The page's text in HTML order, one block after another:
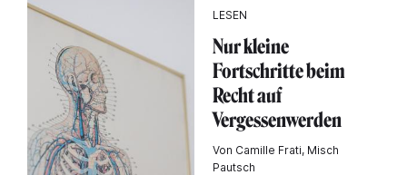
LESEN
Nur kleine
Fortschritte beim
Recht auf
Vergessenwerden
Von Camille Frati, Misch
Pautsch